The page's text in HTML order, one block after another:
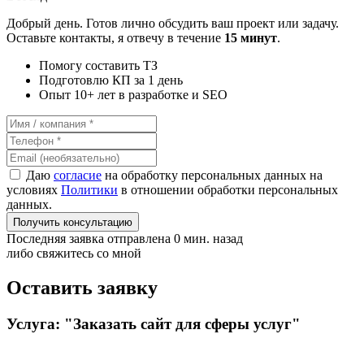
Добрый день. Готов лично обсудить ваш проект или задачу.
Оставьте контакты, я отвечу в течение 15 минут.
Помогу составить ТЗ
Подготовлю КП за 1 день
Опыт 10+ лет в разработке и SEO
Даю согласие на обработку персональных данных на
условиях Политики в отношении обработки персональных
данных.
Получить консультацию
Последняя заявка отправлена 0 мин. назад
либо свяжитесь со мной
Оставить заявку
Услуга: "Заказать сайт для сферы услуг"